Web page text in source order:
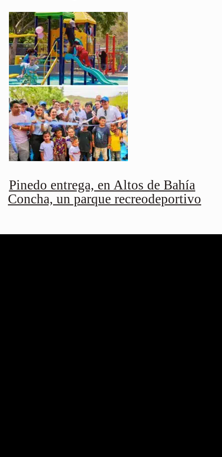
Pinedo entrega, en Altos de Bahía
Concha, un parque recreodeportivo